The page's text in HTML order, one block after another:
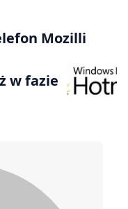
Mozilli
w fazie